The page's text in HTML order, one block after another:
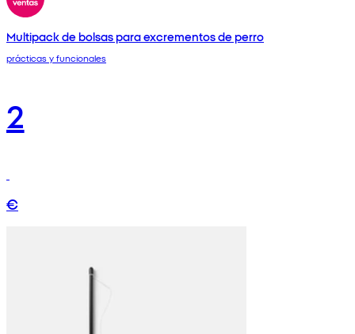
Multipack de bolsas para excrementos de perro
prácticas y funcionales
2
€